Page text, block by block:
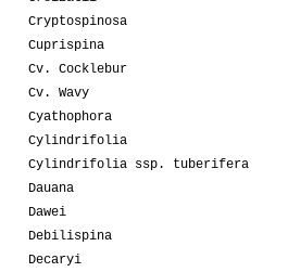
Cryptospinosa
Cuprispina
Cv. Cocklebur
Cv. Wavy
Cyathophora
Cylindrifolia
Cylindrifolia ssp. tuberifera
Dauana
Dawei
Debilispina
Decaryi